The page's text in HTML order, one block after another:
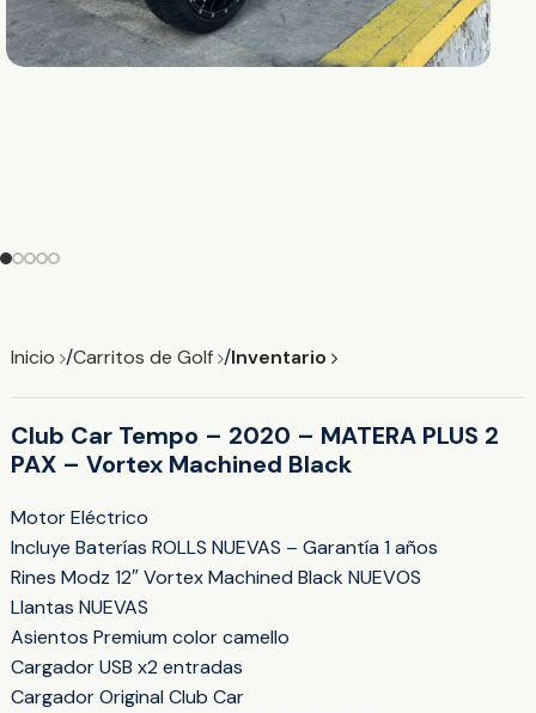
Inicio Carritos de Golf Inventario
Club Car Tempo – 2020 – MATERA PLUS 2
PAX – Vortex Machined Black
Motor Eléctrico
Incluye Baterías ROLLS NUEVAS – Garantía 1 años
Rines Modz 12″ Vortex Machined Black NUEVOS
Llantas NUEVAS
Asientos Premium color camello
Cargador USB x2 entradas
Cargador Original Club Car